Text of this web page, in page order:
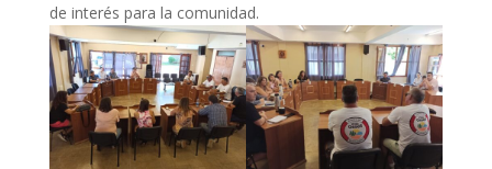
de interés para la comunidad.